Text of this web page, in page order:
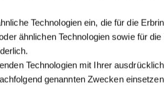
Technologien ein, die für die
ähnlichen Technologien sowie für
Technologien mit Ihrer
genannten Zwecken